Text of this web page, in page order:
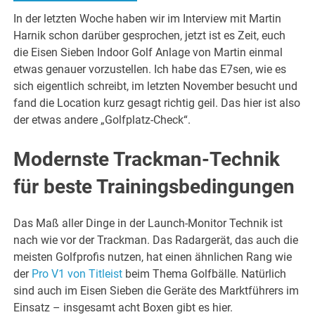
In der letzten Woche haben wir im Interview mit Martin
Harnik schon darüber gesprochen, jetzt ist es Zeit, euch
die Eisen Sieben Indoor Golf Anlage von Martin einmal
etwas genauer vorzustellen. Ich habe das E7sen, wie es
sich eigentlich schreibt, im letzten November besucht und
fand die Location kurz gesagt richtig geil. Das hier ist also
der etwas andere „Golfplatz-Check“.
Modernste Trackman-Technik
für beste Trainingsbedingungen
Das Maß aller Dinge in der Launch-Monitor Technik ist
nach wie vor der Trackman. Das Radargerät, das auch die
meisten Golfprofis nutzen, hat einen ähnlichen Rang wie
der Pro V1 von Titleist beim Thema Golfbälle. Natürlich
sind auch im Eisen Sieben die Geräte des Marktführers im
Einsatz – insgesamt acht Boxen gibt es hier.